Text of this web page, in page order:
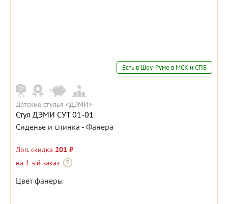
Есть в Шоу-Руме в МСК и СПБ
Детские стулья «ДЭМИ»
Стул ДЭМИ СУТ 01-01
Сиденье и спинка - Фанера
Доп. скидка 201 ₽
на 1-ый заказ
Цвет фанеры